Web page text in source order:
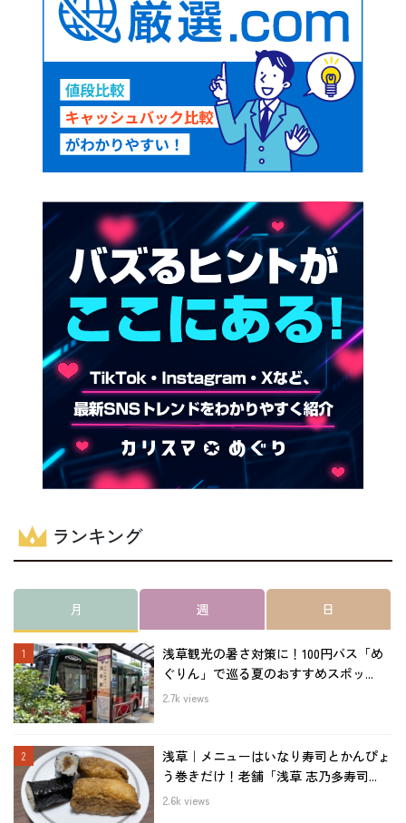
ランキング
月 週 日
浅草観光の暑さ対策に！100円バス「め
ぐりん」で巡る夏のおすすめスポッ...
2.7k views
浅草｜メニューはいなり寿司とかんぴょ
う巻きだけ！老舗「浅草 志乃多寿司...
2.6k views